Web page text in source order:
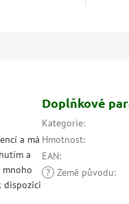
a má
a
mnoho
dispozici
Doplňkové
Kategorie:
Hmotnost:
EAN:
? Země původu: